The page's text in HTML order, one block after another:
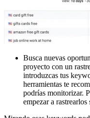
Busca nuevas
proyecto con un
introduzcas tus
herramientas te
podrías monitorizar.
empezar a